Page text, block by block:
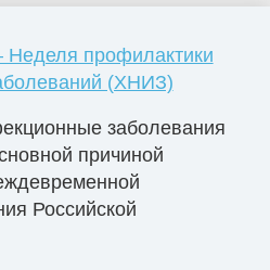
Неделя профилактики
(ХНИЗ)
заболевания
причиной
Российской